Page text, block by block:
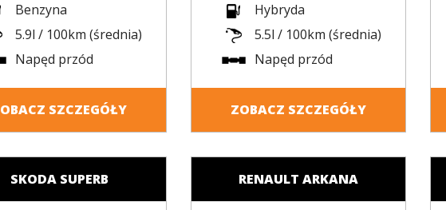
Benzyna
5.9l / 100km (średnia)
Napęd przód
SZCZEGÓŁY
Hybryda
5.5l / 100km (średnia)
Napęd przód
ZOBACZ SZCZEGÓŁY
SKODA SUPERB RENAULT ARKANA